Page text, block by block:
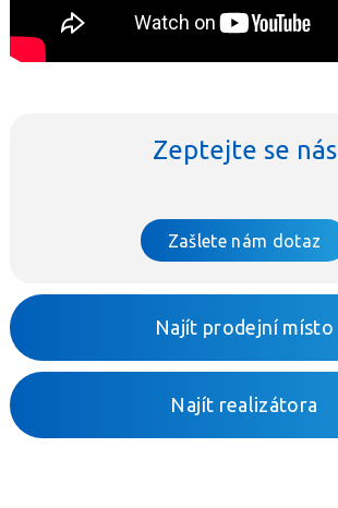
Zeptejte se nás
Zašlete nám dotaz
Najít prodejní místo
Najít realizátora